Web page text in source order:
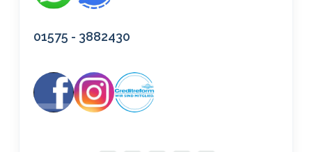
01575 - 3882430